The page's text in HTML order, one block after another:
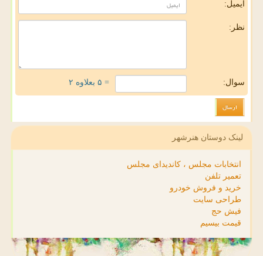
ایمیل:
نظر:
سوال: = ۵ بعلاوه ۲
لینک دوستان هنرشهر
انتخابات مجلس ، کاندیدای مجلس
تعمیر تلفن
خرید و فروش خودرو
طراحی سایت
فیش حج
قیمت بیسیم